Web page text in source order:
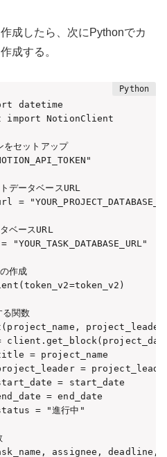
成したら、次にPythonでカ
成する。
datetime
NotionClient
セットアップ
ータベースURL
ースURL
作成
関数
= project_name
=
= start_date
= end_date
= "進行中"
assignee,